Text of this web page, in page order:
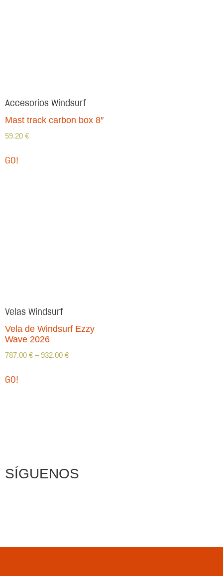
Accesorios Windsurf
Mast track carbon box 8″
59.20 €
GO!
Velas Windsurf
Vela de Windsurf Ezzy
Wave 2026
787.00 € –932.00 €
GO!
SÍGUENOS